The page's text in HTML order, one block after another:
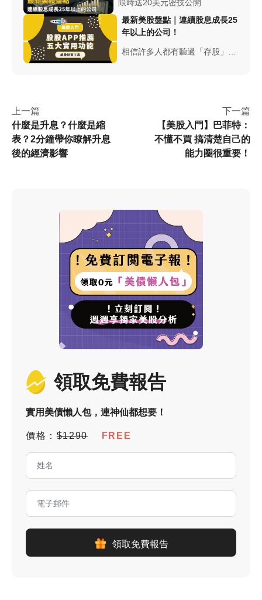
能讓投資人的美股交易更加便
利！
限時送20美元密技公開
最新美股盤點｜連續股息成長25
年以上的公司！
相信許多人都有聽過「存股」這
上一篇
什麼是升息？什麼是縮
表？2分鐘帶你瞭解升息
後的經濟影響
下一篇
【美股入門】巴菲特：
不懂不買 搞清楚自己的
能力圈很重要！
領取免費報告
實用美債懶人包，連神仙都想要！
價格：$1290 FREE
領取免費報告